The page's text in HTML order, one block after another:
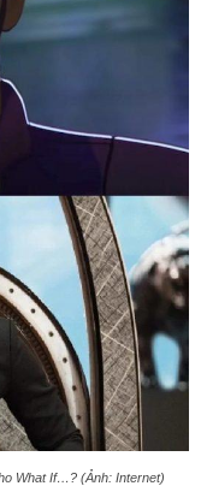
What If…? (Ảnh: Internet)